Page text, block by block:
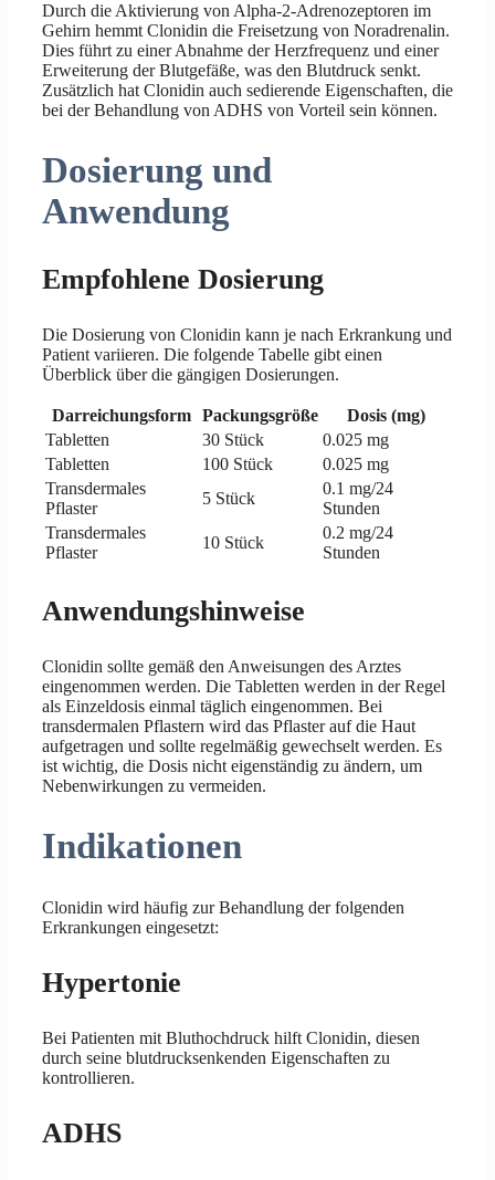
Durch die Aktivierung von Alpha-2-Adrenozeptoren im
Gehirn hemmt Clonidin die Freisetzung von Noradrenalin.
Dies führt zu einer Abnahme der Herzfrequenz und einer
Erweiterung der Blutgefäße, was den Blutdruck senkt.
Zusätzlich hat Clonidin auch sedierende Eigenschaften, die
bei der Behandlung von ADHS von Vorteil sein können.
Dosierung und
Anwendung
Empfohlene Dosierung
Die Dosierung von Clonidin kann je nach Erkrankung und
Patient variieren. Die folgende Tabelle gibt einen
Überblick über die gängigen Dosierungen.
Darreichungsform Packungsgröße
Dosis (mg)
Tabletten
30 Stück
0.025 mg
Tabletten
100 Stück
0.025 mg
Transdermales
Pflaster
5 Stück
0.1 mg/24
Stunden
Transdermales
Pflaster
10 Stück
0.2 mg/24
Stunden
Anwendungshinweise
Clonidin sollte gemäß den Anweisungen des Arztes
eingenommen werden. Die Tabletten werden in der Regel
als Einzeldosis einmal täglich eingenommen. Bei
transdermalen Pflastern wird das Pflaster auf die Haut
aufgetragen und sollte regelmäßig gewechselt werden. Es
ist wichtig, die Dosis nicht eigenständig zu ändern, um
Nebenwirkungen zu vermeiden.
Indikationen
Clonidin wird häufig zur Behandlung der folgenden
Erkrankungen eingesetzt:
Hypertonie
Bei Patienten mit Bluthochdruck hilft Clonidin, diesen
durch seine blutdrucksenkenden Eigenschaften zu
kontrollieren.
ADHS